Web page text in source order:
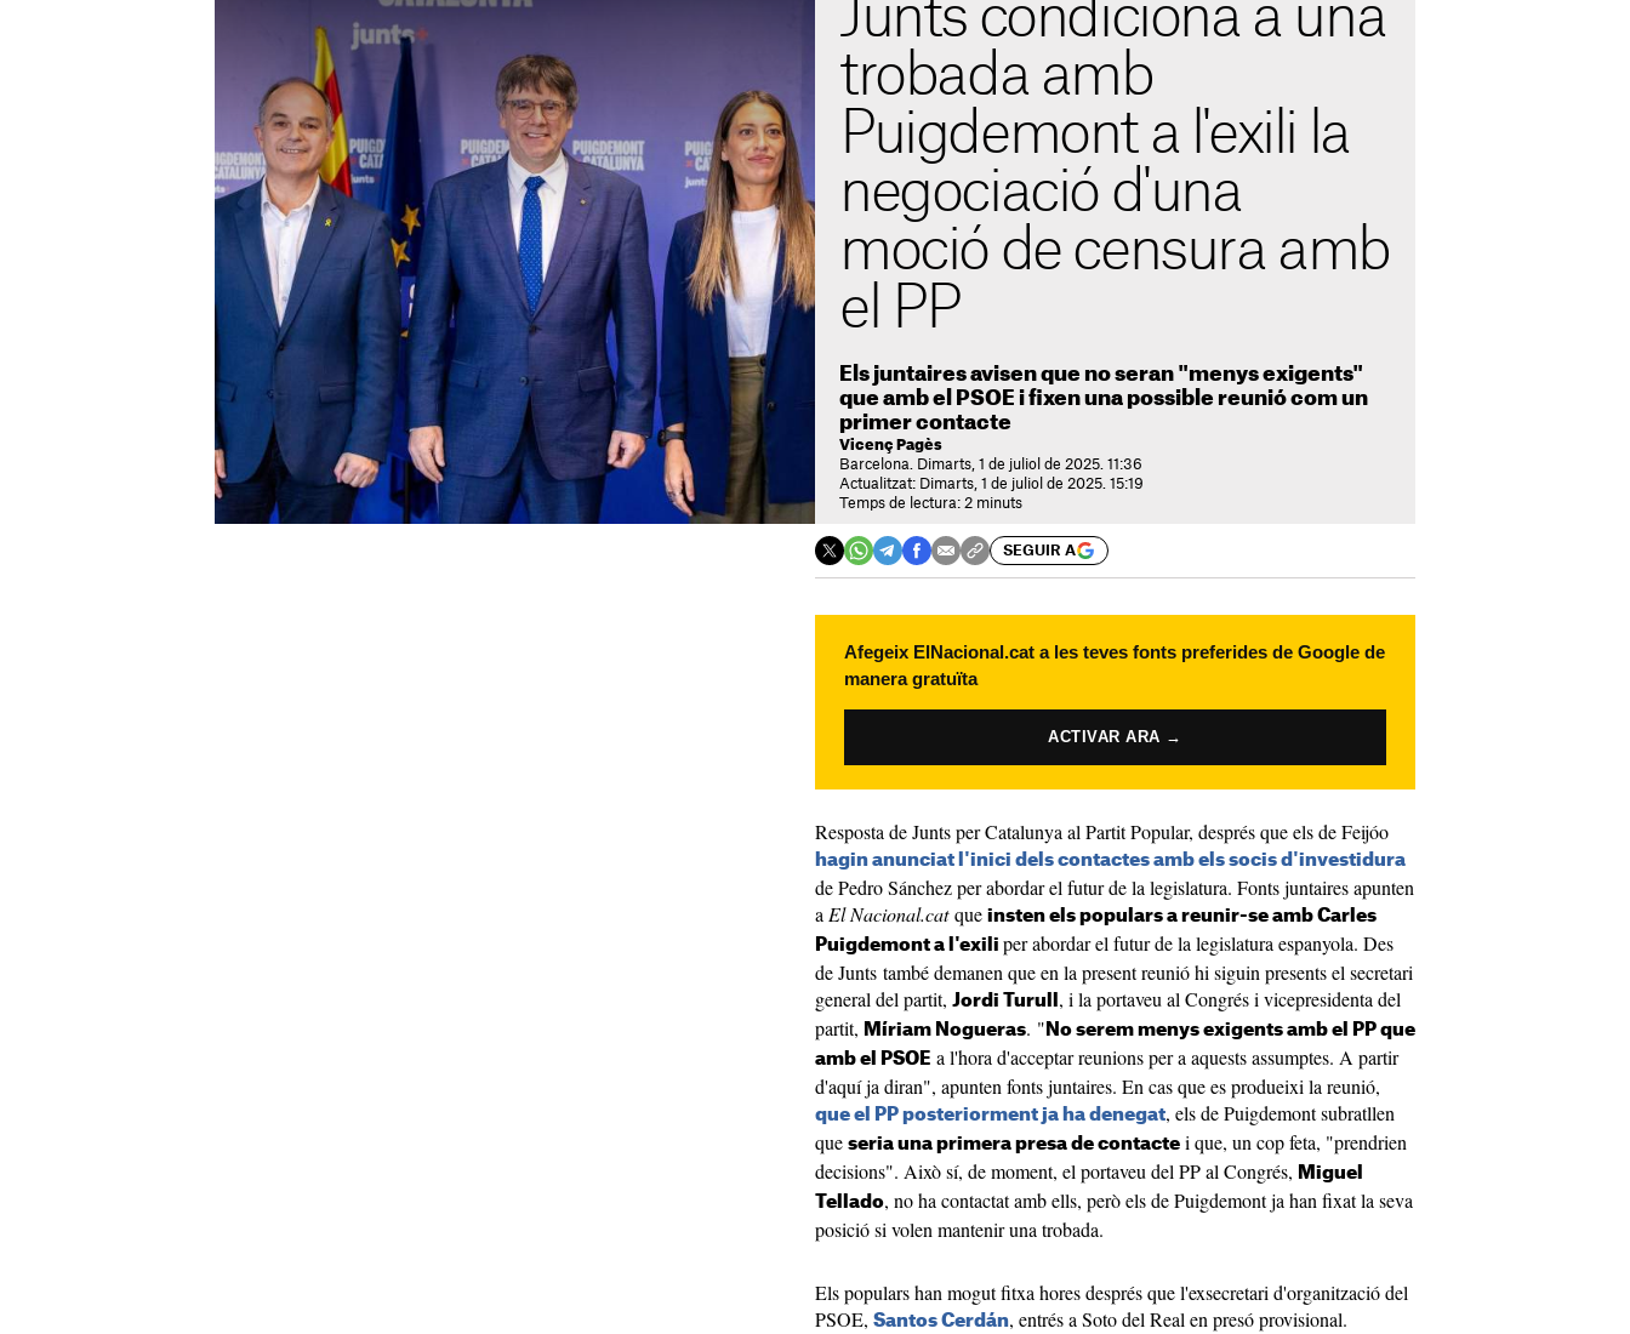
Junts condiciona a una
trobada amb
Puigdemont a l'exili la
negociació d'una
moció de censura amb
el PP
Els juntaires avisen que no seran "menys exigents"
que amb el PSOE i fixen una possible reunió com un
primer contacte
Vicenç Pagès
Barcelona. Dimarts, 1 de juliol de 2025. 11:36
Actualitzat: Dimarts, 1 de juliol de 2025. 15:19
Temps de lectura: 2 minuts
SEGUIR A
Afegeix ElNacional.cat a les teves fonts preferides de Google de
manera gratuïta
ACTIVAR ARA →
Resposta de Junts per Catalunya al Partit Popular, després que els de Feijóo
hagin anunciat l'inici dels contactes amb els socis d'investidura
de Pedro Sánchez per abordar el futur de la legislatura. Fonts juntaires apunten
a El Nacional.catque insten els populars a reunir-se amb Carles
Puigdemont a l'exili per abordar el futur de la legislatura espanyola. Des
de Junts també demanen que en la present reunió hi siguin presents el secretari
general del partit, Jordi Turull , i la portaveu al Congrés i vicepresidenta del
partit, Míriam Nogueras. " No serem menys exigents amb el PP que
amb el PSOE a l'hora d'acceptar reunions per a aquests assumptes. A partir
d'aquí ja diran", apunten fonts juntaires. En cas que es produeixi la reunió,
que el PP posteriorment ja ha denegat, els de Puigdemont subratllen
que seria una primera presa de contacte i que, un cop feta, "prendrien
decisions". Això sí, de moment, el portaveu del PP al Congrés, Miguel
Tellado, no ha contactat amb ells, però els de Puigdemont ja han fixat la seva
posició si volen mantenir una trobada.
Els populars han mogut fitxa hores després que l'exsecretari d'organització del
PSOE, Santos Cerdán, entrés a Soto del Real en presó provisional.